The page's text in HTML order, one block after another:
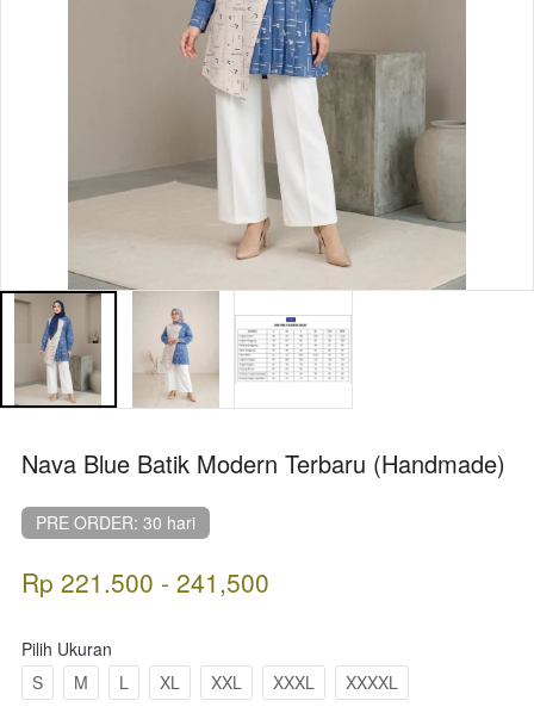
Nava Blue Batik Modern Terbaru (Handmade)
PRE ORDER: 30 hari
Rp 221.500 - 241,500
Pilih Ukuran
S
M L XL XXL XXXL XXXXL